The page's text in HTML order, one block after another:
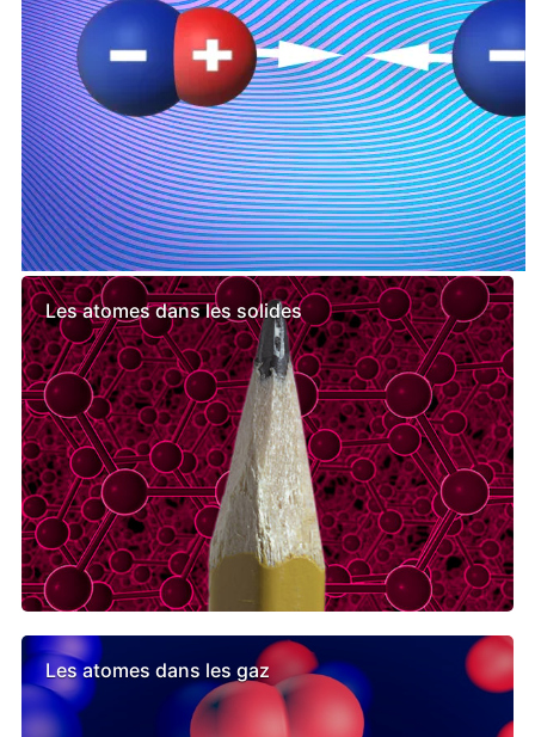
Leçons semblables
Les atomes dans les solides
Les atomes dans les gaz